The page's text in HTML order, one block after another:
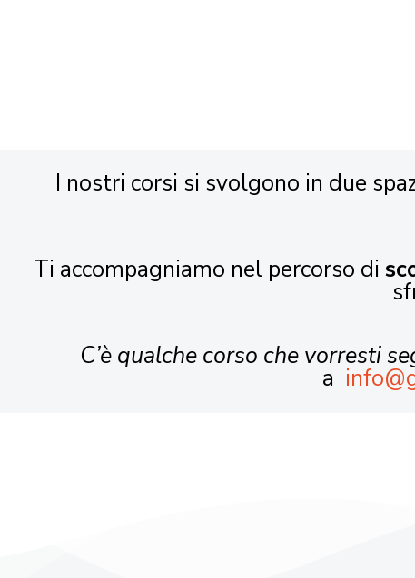
I nostri corsi si svolgono in due
Ti accompagniamo nel percorso di
C’è qualche corso che vorresti
a